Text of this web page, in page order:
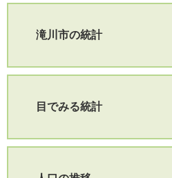
滝川市の統計
目でみる統計